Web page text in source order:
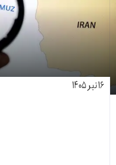
۱۶ تیر ۱۴۰۵